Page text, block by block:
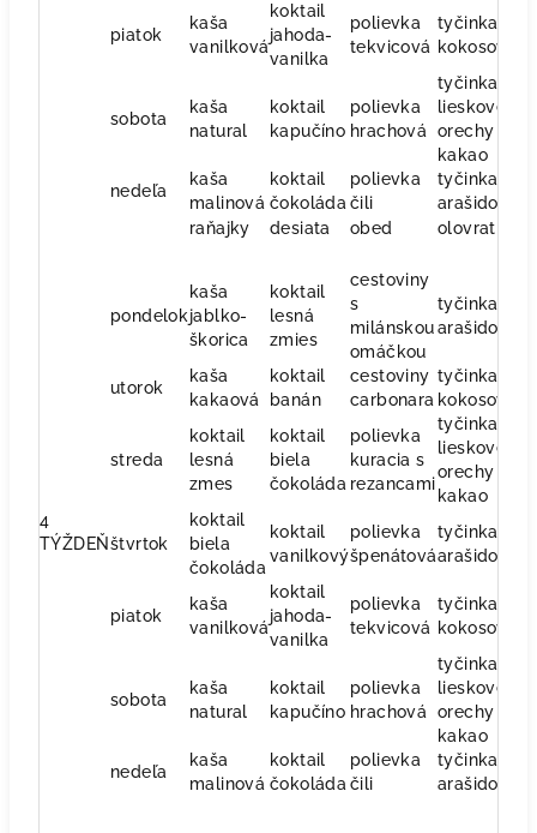
piatok
kaša
vanilková
koktail
jahoda-
vanilka
polievka
tekvicová
tyčinka
kokosová
sobota
kaša
natural
koktail
kapučíno
polievka
hrachová
tyčinka
lieskove
orechy a
kakao
nedeľa
kaša
malinová
koktail
čokoláda
polievka
čili
tyčinka
arašidova
raňajky
desiata obed olovrat
4
TÝŽDEŇ
pondelok
kaša
jablko-
škorica
koktail
lesná
zmies
cestoviny
s
milánskou
omáčkou
tyčinka
arašidova
utorok
kaša
kakaová
koktail
banán
cestoviny
carbonara
tyčinka
kokosová
streda
koktail
lesná
zmes
koktail
biela
čokoláda
polievka
kuracia s
rezancami
tyčinka
lieskove
orechy a
kakao
štvrtok
koktail
biela
čokoláda
koktail
vanilkový
polievka
špenátová
tyčinka
arašidová
piatok
kaša
vanilková
koktail
jahoda-
vanilka
polievka
tekvicová
tyčinka
kokosová
sobota
kaša
natural
koktail
kapučíno
polievka
hrachová
tyčinka
lieskove
orechy a
kakao
nedeľa
kaša
malinová
koktail
čokoláda
polievka
čili
tyčinka
arašidova